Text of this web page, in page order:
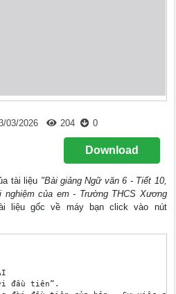
03/2026 204 0
Download
tài liệu "Bài giảng Ngữ văn 6 - Tiết 10,
của em - Trường THCS Xương
liệu gốc về máy bạn click vào nút
đầu tiên”.